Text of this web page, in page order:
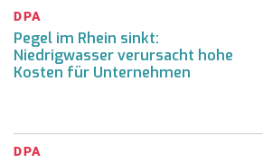
DPA
Pegel im Rhein sinkt:
Niedrigwasser verursacht hohe
Kosten für Unternehmen
DPA